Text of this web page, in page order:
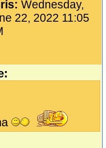
Wednesday,
22, 2022 11:05